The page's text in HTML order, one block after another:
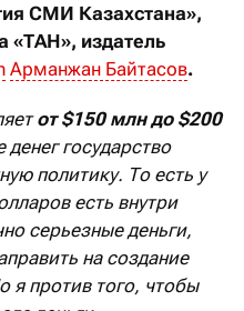
СМИ Казахстана»,
«ТАН», издатель
Арманжан Байтасов.
от $150 млн до $200
государство
политику. То есть у
есть внутри
серьезные деньги,
на создание
я против того, чтобы